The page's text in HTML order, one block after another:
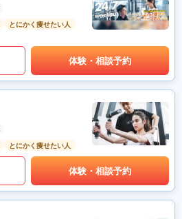
とにかく痩せたい人
体験・相談予約
とにかく痩せたい人
体験・相談予約